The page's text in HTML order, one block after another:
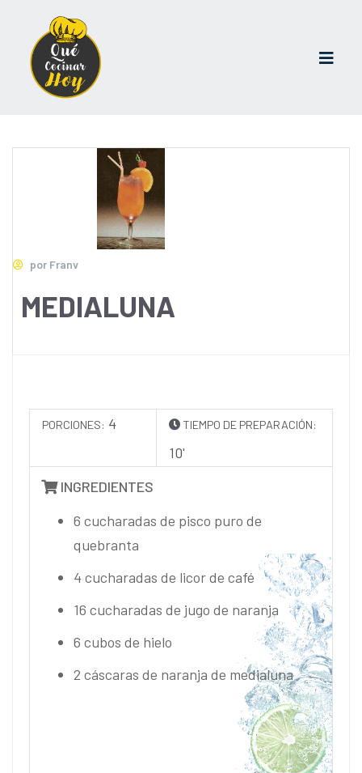
por Franv
MEDIALUNA
PORCIONES: 4 TIEMPO DE PREPARACIÓN:
10'
INGREDIENTES
6 cucharadas de pisco puro de
quebranta
4 cucharadas de licor de café
16 cucharadas de jugo de naranja
6 cubos de hielo
2 cáscaras de naranja de medialuna